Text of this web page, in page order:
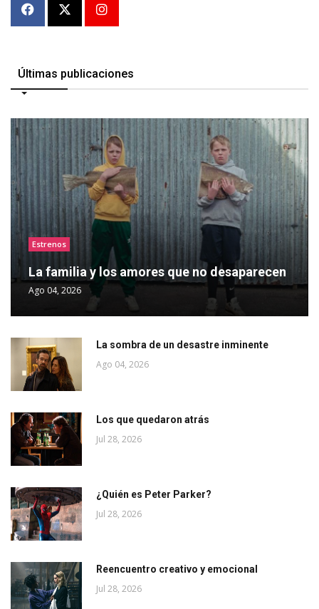
Últimas publicaciones
Estrenos
La familia y los amores que no desaparecen
Ago 04, 2026
La sombra de un desastre inminente
Ago 04, 2026
Los que quedaron atrás
Jul 28, 2026
¿Quién es Peter Parker?
Jul 28, 2026
Reencuentro creativo y emocional
Jul 28, 2026